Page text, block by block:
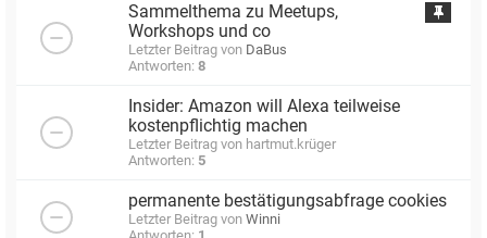
Sammelthema zu Meetups,
Workshops und co
Letzter Beitrag von DaBus
Antworten: 8
Insider: Amazon will Alexa teilweise
kostenpflichtig machen
Letzter Beitrag von hartmut.krüger
Antworten: 5
permanente bestätigungsabfrage cookies
Letzter Beitrag von Winni